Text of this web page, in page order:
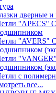
дверные и
"APECS"
с
все...